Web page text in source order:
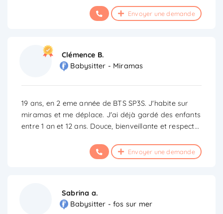
Envoyer une demande
Clémence B.
Babysitter - Miramas
19 ans, en 2 eme année de BTS SP3S. J'habite sur
miramas et me déplace. J'ai déjà gardé des enfants
entre 1 an et 12 ans. Douce, bienveillante et respect...
Envoyer une demande
Sabrina a.
Babysitter - fos sur mer